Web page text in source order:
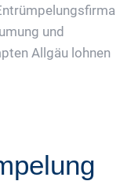
und
Allgäu lohnen